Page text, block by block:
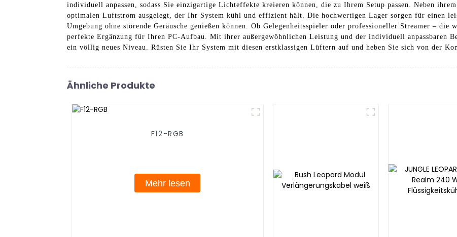
individuell anpassen, sodass Sie einzigartige Lichteffekte kreieren können, die zu Ihrem Setup passen. Neben
optimalen Luftstrom ausgelegt, der Ihr System kühl und effizient hält. Die hochwertigen Lager sorgen für einen
Umgebung ohne störende Geräusche genießen können. Ob Gelegenheitsspieler oder professioneller Streamer – die
perfekte Ergänzung für Ihren PC-Aufbau. Mit ihrer außergewöhnlichen Leistung und der individuell anpassbaren
ein völlig neues Niveau. Rüsten Sie Ihr System mit diesen erstklassigen Lüftern auf und heben Sie sich von der
Ähnliche Produkte
F12-RGB
Mehr lesen